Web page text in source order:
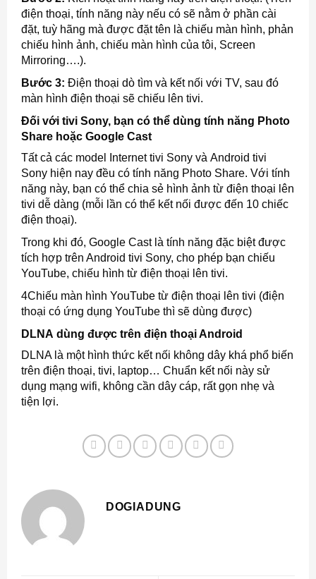
điện thoại, tính năng này nếu có sẽ nằm ở phần cài
đặt, tuỳ hãng mà được đặt tên là chiếu màn hình, phản
chiếu hình ảnh, chiếu màn hình của tôi, Screen
Mirroring….).
Bước 3: Điện thoại dò tìm và kết nối với TV, sau đó
màn hình điện thoại sẽ chiếu lên tivi.
Đối với tivi Sony, bạn có thể dùng tính năng Photo
Share hoặc Google Cast
Tất cả các model Internet tivi Sony và Android tivi
Sony hiện nay đều có tính năng Photo Share. Với tính
năng này, bạn có thể chia sẻ hình ảnh từ điện thoại lên
tivi dễ dàng (mỗi lần có thể kết nối được đến 10 chiếc
điện thoại).
Trong khi đó, Google Cast là tính năng đặc biệt được
tích hợp trên Android tivi Sony, cho phép bạn chiếu
YouTube, chiếu hình từ điện thoại lên tivi.
4Chiếu màn hình YouTube từ điện thoại lên tivi (điện
thoại có ứng dụng YouTube thì sẽ dùng được)
DLNA dùng được trên điện thoại Android
DLNA là một hình thức kết nối không dây khá phổ biến
trên điện thoại, tivi, laptop… Chuẩn kết nối này sử
dụng mạng wifi, không cần dây cáp, rất gọn nhẹ và
tiện lợi.
DOGIADUNG